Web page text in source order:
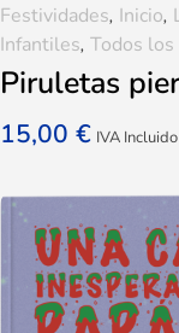
Piruletas
15,00 € IVA Incluido
Festividades, Inicio,
Infantiles, Todos